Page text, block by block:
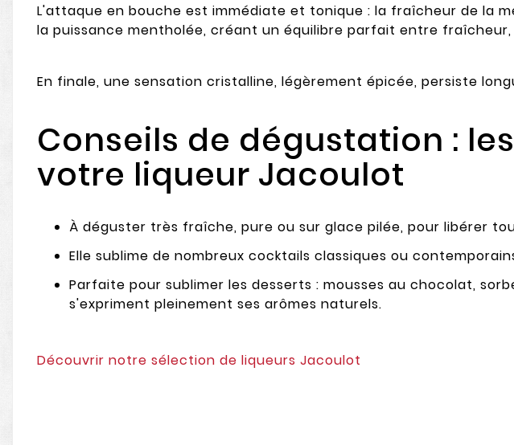
L'attaque en bouche est immédiate et tonique : la fraîcheur de la
la puissance mentholée, créant un équilibre parfait entre
En finale, une sensation cristalline, légèrement épicée, persiste
Conseils de dégustation :
votre liqueur Jacoulot
À déguster très fraîche, pure ou sur glace pilée, pour libérer
Elle sublime de nombreux cocktails classiques ou
Parfaite pour sublimer les desserts : mousses au chocolat,
s'expriment pleinement ses arômes naturels.
Découvrir notre sélection de liqueurs Jacoulot